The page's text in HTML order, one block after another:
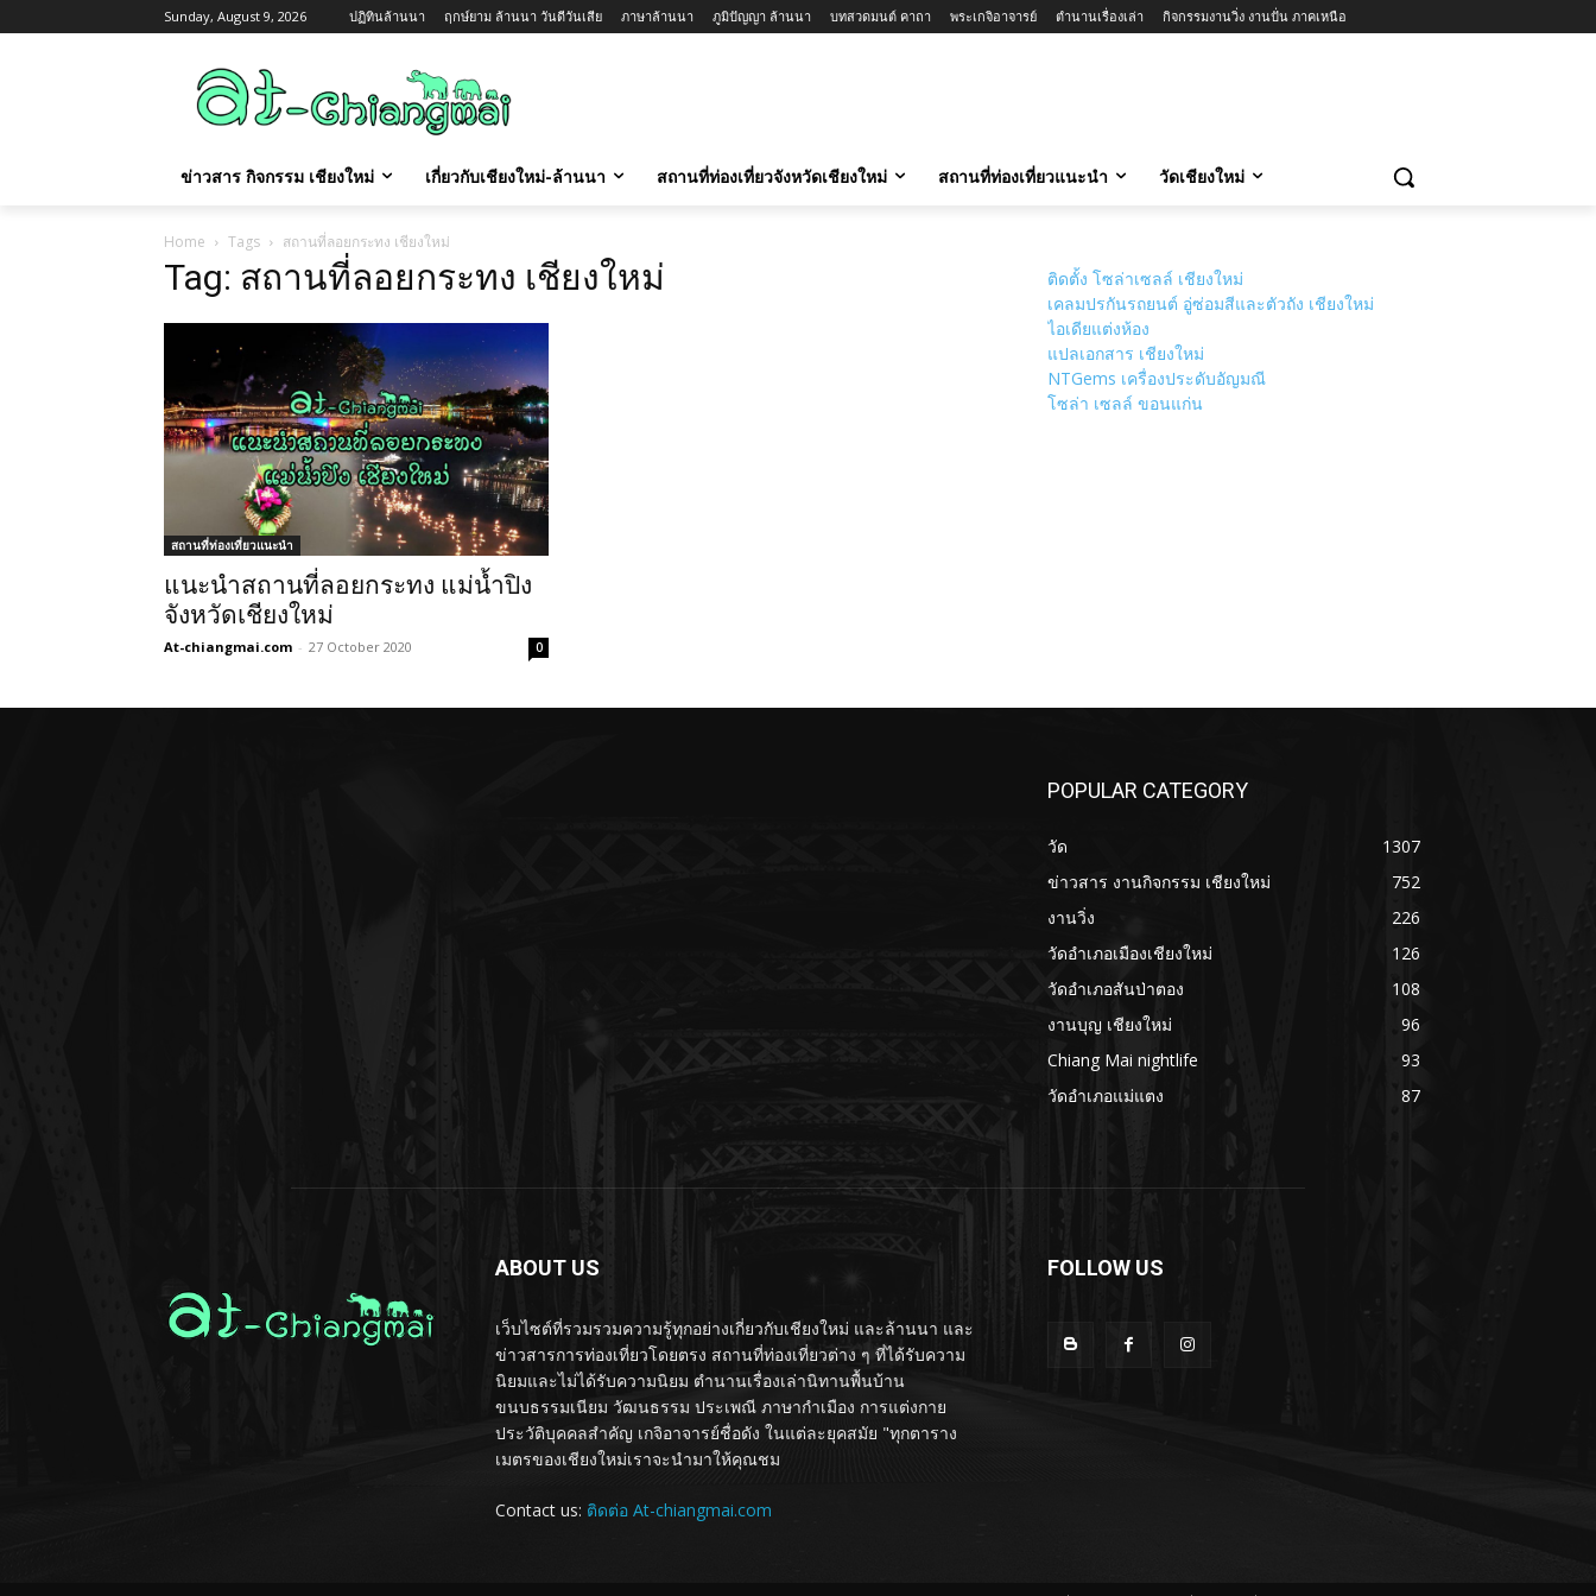
Sunday, August 9, 2026 ปฏิทินล้านนา ฤกษ์ยาม ล้านนา วันดีวันเสีย ภาษาล้านนา ภูมิปัญญา ล้านนา บทสวดมนต์ คาถา พระเกจิอาจารย์ ตำนานเรื่องเล่า กิจกรรมงานวิ่ง งานปั่น ภาคเหนือ
ข่าวสาร กิจกรรม เชียงใหม่ เกี่ยวกับเชียงใหม่-ล้านนา สถานที่ท่องเที่ยวจังหวัดเชียงใหม่ สถานที่ท่องเที่ยวแนะนำ วัดเชียงใหม่
Home Tags สถานที่ลอยกระทง เชียงใหม่
Tag: สถานที่ลอยกระทง เชียงใหม่
สถานที่ท่องเที่ยวแนะนำ
แนะนำสถานที่ลอยกระทง แม่น้ำปิง
จังหวัดเชียงใหม่
At-chiangmai.com - 27 October 2020 0
ติดตั้ง โซล่าเซลล์ เชียงใหม่
เคลมปรกันรถยนต์ อู่ซ่อมสีและตัวถัง เชียงใหม่
ไอเดียแต่งห้อง
แปลเอกสาร เชียงใหม่
NTGems เครื่องประดับอัญมณี
โซล่า เซลล์ ขอนแก่น
POPULAR CATEGORY
วัด
1307
ข่าวสาร งานกิจกรรม เชียงใหม่
752
งานวิ่ง
226
วัดอำเภอเมืองเชียงใหม่
126
วัดอำเภอสันป่าตอง
108
งานบุญ เชียงใหม่
96
Chiang Mai nightlife
93
วัดอำเภอแม่แตง
87
ABOUT US
เว็บไซต์ที่รวมรวมความรู้ทุกอย่างเกี่ยวกับเชียงใหม่ และล้านนา และ
ข่าวสารการท่องเที่ยวโดยตรง สถานที่ท่องเที่ยวต่าง ๆ ที่ได้รับความ
นิยมและไม่ได้รับความนิยม ตำนานเรื่องเล่านิทานพื้นบ้าน
ขนบธรรมเนียม วัฒนธรรม ประเพณี ภาษากำเมือง การแต่งกาย
ประวัติบุคคลสำคัญ เกจิอาจารย์ชื่อดัง ในแต่ละยุคสมัย "ทุกตาราง
เมตรของเชียงใหม่เราจะนำมาให้คุณชม
Contact us: ติดต่อ At-chiangmai.com
FOLLOW US